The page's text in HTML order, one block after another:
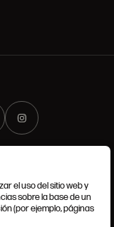
el uso del sitio web y
sobre la base de un
(por ejemplo, páginas